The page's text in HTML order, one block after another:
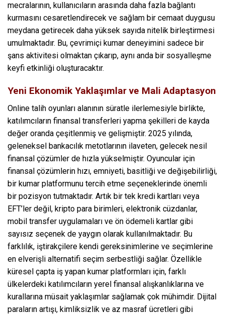
mecralarının, kullanıcıların arasında daha fazla bağlantı
kurmasını cesaretlendirecek ve sağlam bir cemaat duygusu
meydana getirecek daha yüksek sayıda nitelik birleştirmesi
umulmaktadır. Bu, çevrimiçi kumar deneyimini sadece bir
şans aktivitesi olmaktan çıkarıp, aynı anda bir sosyalleşme
keyfi etkinliği oluşturacaktır.
Yeni Ekonomik Yaklaşımlar ve Mali Adaptasyon
Online talih oyunları alanının süratle ilerlemesiyle birlikte,
katılımcıların finansal transferleri yapma şekilleri de kayda
değer oranda çeşitlenmiş ve gelişmiştir. 2025 yılında,
geleneksel bankacılık metotlarının ilaveten, gelecek nesil
finansal çözümler de hızla yükselmiştir. Oyuncular için
finansal çözümlerin hızı, emniyeti, basitliği ve değişebilirliği,
bir kumar platformunu tercih etme seçeneklerinde önemli
bir pozisyon tutmaktadır. Artık bir tek kredi kartları veya
EFT’ler değil, kripto para birimleri, elektronik cüzdanlar,
mobil transfer uygulamaları ve ön ödemeli kartlar gibi
sayısız seçenek de yaygın olarak kullanılmaktadır. Bu
farklılık, iştirakçilere kendi gereksinimlerine ve seçimlerine
en elverişli alternatifi seçim serbestliği sağlar. Özellikle
küresel çapta iş yapan kumar platformları için, farklı
ülkelerdeki katılımcıların yerel finansal alışkanlıklarına ve
kurallarına müsait yaklaşımlar sağlamak çok mühimdir. Dijital
paraların artışı, kimliksizlik ve az masraf ücretleri gibi